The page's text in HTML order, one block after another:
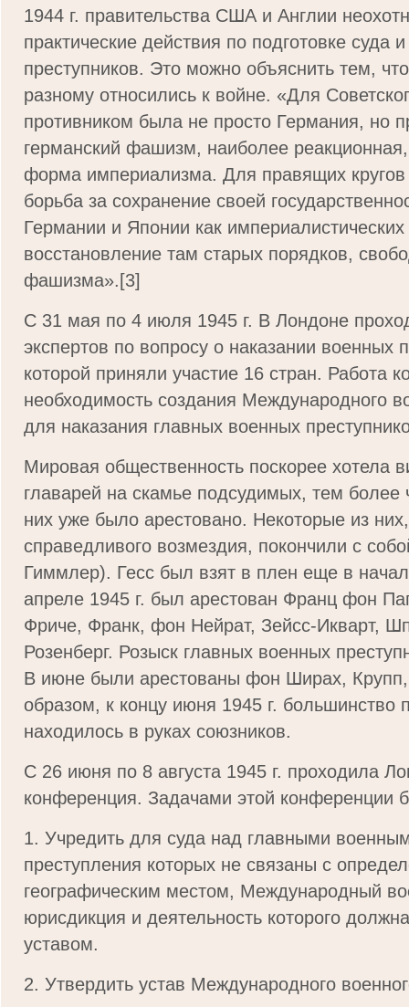
1944 г. правительства США и Англии
практические действия по подготовке суда
преступников. Это можно объяснить тем,
разному относились к войне. «Для
противником была не просто Германия, но
германский фашизм, наиболее
форма империализма. Для правящих
борьба за сохранение своей
Германии и Японии как империалистических
восстановление там старых порядков,
фашизма».[3]
С 31 мая по 4 июля 1945 г. В Лондоне
экспертов по вопросу о наказании военных
которой приняли участие 16 стран. Работа
необходимость создания Международного
для наказания главных военных
Мировая общественность поскорее хотела
главарей на скамье подсудимых, тем более
них уже было арестовано. Некоторые из
справедливого возмездия, покончили с
Гиммлер). Гесс был взят в плен еще в
апреле 1945 г. был арестован Франц фон
Фриче, Франк, фон Нейрат, Зейсс-Икварт,
Розенберг. Розыск главных военных
В июне были арестованы фон Ширах,
образом, к концу июня 1945 г. большинство
находилось в руках союзников.
С 26 июня по 8 августа 1945 г. проходила
конференция. Задачами этой конференции
1. Учредить для суда над главными
преступления которых не связаны с
географическим местом, Международный
юрисдикция и деятельность которого
уставом.
2. Утвердить устав Международного